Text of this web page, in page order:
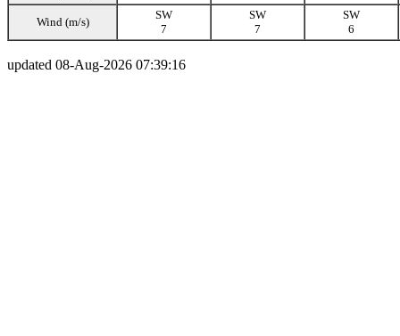
Wind (m/s)
SW
7
SW
7
SW
6
updated 08-Aug-2026 07:39:16